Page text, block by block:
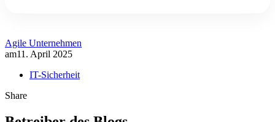
Agile Unternehmen
am11. April 2025
IT-Sicherheit
Share